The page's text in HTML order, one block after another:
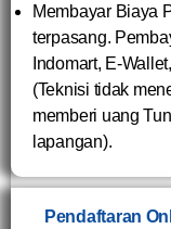
Membayar Biaya
terpasang.
Indomart, E-
(Teknisi tidak
memberi uang
lapangan).
Pendaftaran